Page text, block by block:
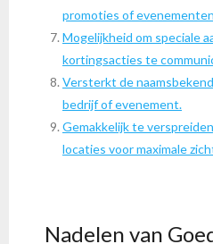
promoties of
Mogelijkheid om speciale
kortingsacties te
Versterkt de
bedrijf of evenement.
Gemakkelijk te
locaties voor maximale
Nadelen van